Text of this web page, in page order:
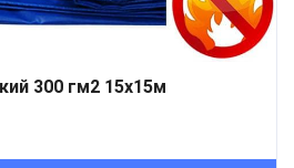
300 гм2 15х15м